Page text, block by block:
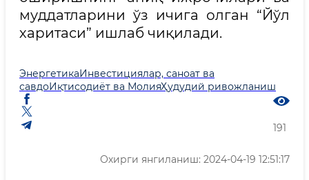
муддатларини ўз ичига олган “Йўл
харитаси” ишлаб чиқилади.
ЭнергетикаИнвестициялар, саноат ва
савдоИқтисодиёт ва МолияҲудудий ривожланиш
191
Охирги янгиланиш: 2024-04-19 12:51:17